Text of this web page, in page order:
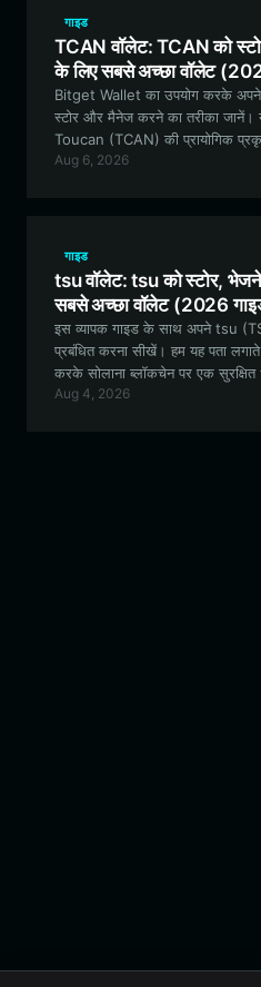
गाइड
TCAN वॉलेट: TCAN को
के लिए सबसे अच्छा वॉलेट
Bitget Wallet का उपयोग करके
स्टोर और मैनेज करने का तरीका जानें।
Toucan (TCAN) की प्रायोगिक
विकेंद्रीकृत ट्रेडिंग में भाग लेने के लिए
Aug 6, 2026
गाइड
tsu वॉलेट: tsu को स्टोर,
सबसे अच्छा वॉलेट (2026
इस व्यापक गाइड के साथ अपने tsu
प्रबंधित करना सीखें। हम यह पता
करके सोलाना ब्लॉकचेन पर एक
जिससे ट्रेडिंग, लिक्विडिटी प्रोविजन
Aug 4, 2026